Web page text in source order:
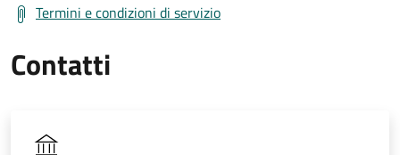
Termini e condizioni di servizio
Contatti